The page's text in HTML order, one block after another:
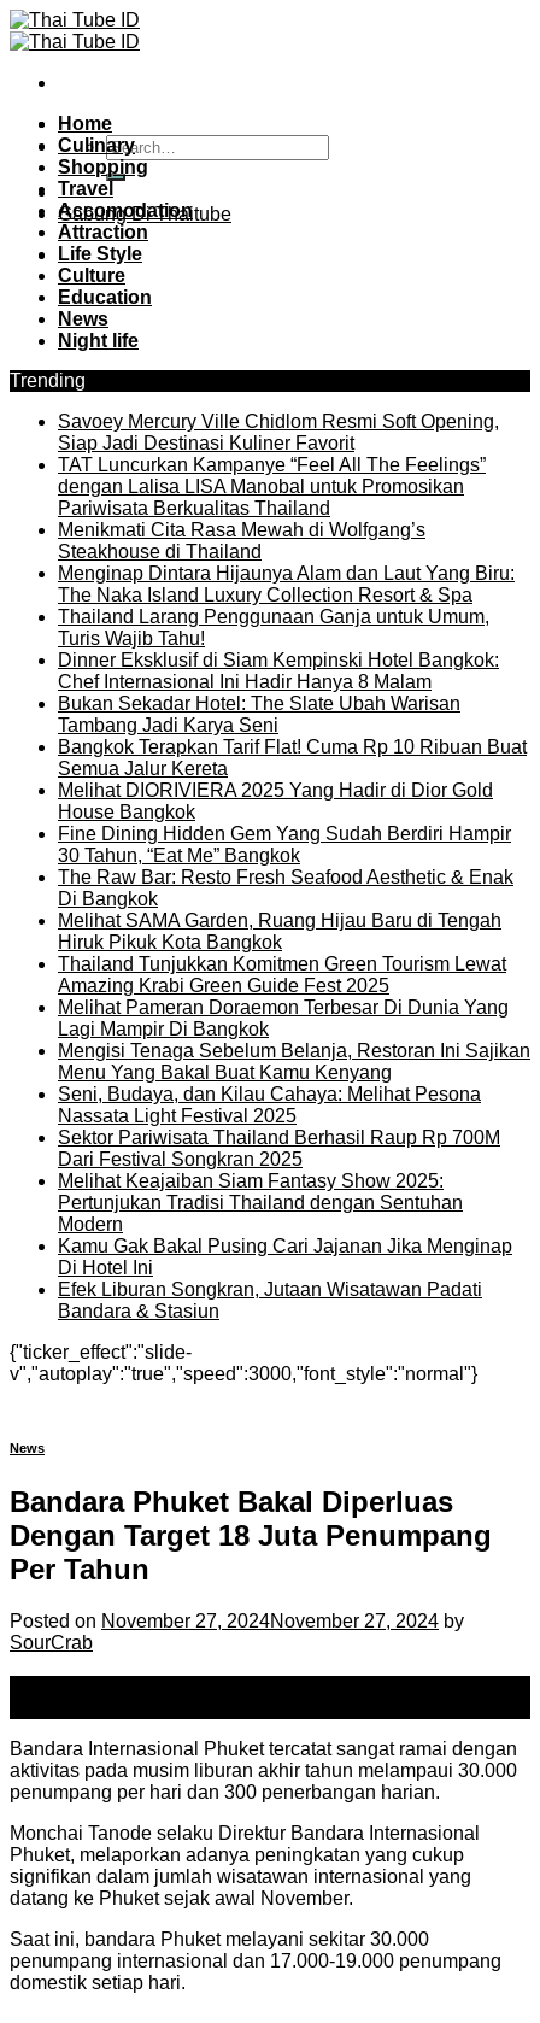
Skip
to
Gabung Di Thaitube
Home
Culinary
Shopping
Travel
Accomodation
Attraction
Life Style
Culture
Education
News
Night life
Trending
Savoey Mercury Ville Chidlom Resmi Soft Opening,
Siap Jadi Destinasi Kuliner Favorit
TAT Luncurkan Kampanye “Feel All The Feelings”
dengan Lalisa LISA Manobal untuk Promosikan
Pariwisata Berkualitas Thailand
Menikmati Cita Rasa Mewah di Wolfgang’s
Steakhouse di Thailand
Menginap Dintara Hijaunya Alam dan Laut Yang Biru:
The Naka Island Luxury Collection Resort & Spa
Thailand Larang Penggunaan Ganja untuk Umum,
Turis Wajib Tahu!
Dinner Eksklusif di Siam Kempinski Hotel Bangkok:
Chef Internasional Ini Hadir Hanya 8 Malam
Bukan Sekadar Hotel: The Slate Ubah Warisan
Tambang Jadi Karya Seni
Bangkok Terapkan Tarif Flat! Cuma Rp 10 Ribuan Buat
Semua Jalur Kereta
Melihat DIORIVIERA 2025 Yang Hadir di Dior Gold
House Bangkok
Fine Dining Hidden Gem Yang Sudah Berdiri Hampir
30 Tahun, “Eat Me” Bangkok
The Raw Bar: Resto Fresh Seafood Aesthetic & Enak
Di Bangkok
Melihat SAMA Garden, Ruang Hijau Baru di Tengah
Hiruk Pikuk Kota Bangkok
Thailand Tunjukkan Komitmen Green Tourism Lewat
Amazing Krabi Green Guide Fest 2025
Melihat Pameran Doraemon Terbesar Di Dunia Yang
Lagi Mampir Di Bangkok
Mengisi Tenaga Sebelum Belanja, Restoran Ini Sajikan
Menu Yang Bakal Buat Kamu Kenyang
Seni, Budaya, dan Kilau Cahaya: Melihat Pesona
Nassata Light Festival 2025
Sektor Pariwisata Thailand Berhasil Raup Rp 700M
Dari Festival Songkran 2025
Melihat Keajaiban Siam Fantasy Show 2025:
Pertunjukan Tradisi Thailand dengan Sentuhan
Modern
Kamu Gak Bakal Pusing Cari Jajanan Jika Menginap
Di Hotel Ini
Efek Liburan Songkran, Jutaan Wisatawan Padati
Bandara & Stasiun
{"ticker_effect":"slide-
v","autoplay":"true","speed":3000,"font_style":"normal"}
News
Bandara Phuket Bakal Diperluas
Dengan Target 18 Juta Penumpang
Per Tahun
Posted on November 27, 2024November 27, 2024 by
SourCrab
Bandara Internasional Phuket tercatat sangat ramai dengan
aktivitas pada musim liburan akhir tahun melampaui 30.000
penumpang per hari dan 300 penerbangan harian.
Monchai Tanode selaku Direktur Bandara Internasional
Phuket, melaporkan adanya peningkatan yang cukup
signifikan dalam jumlah wisatawan internasional yang
datang ke Phuket sejak awal November.
Saat ini, bandara Phuket melayani sekitar 30.000
penumpang internasional dan 17.000-19.000 penumpang
domestik setiap hari.